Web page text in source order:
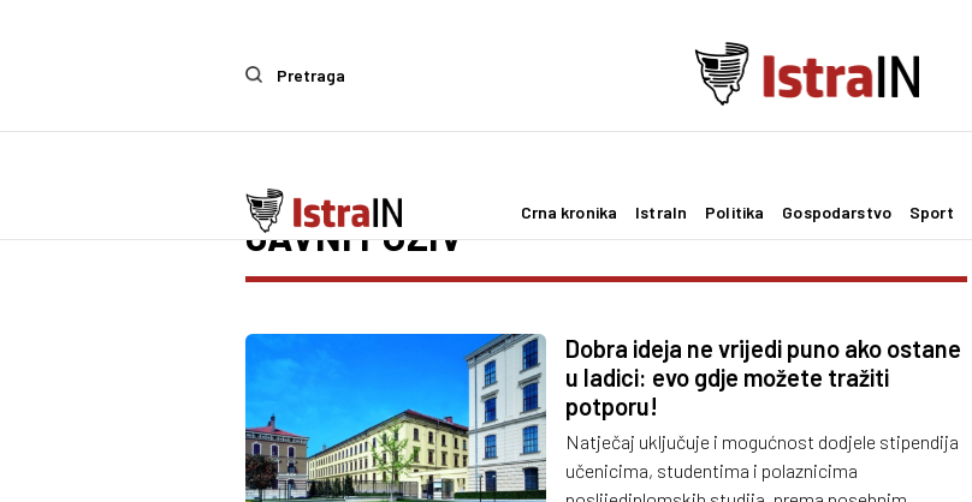
Pretraga
Crna kronika IstraIn Politika Gospodarstvo Sport
JAVNI POZIV
Dobra ideja ne vrijedi puno ako ostane
u ladici: evo gdje možete tražiti
potporu!
Natječaj uključuje i mogućnost dodjele stipendija
učenicima, studentima i polaznicima